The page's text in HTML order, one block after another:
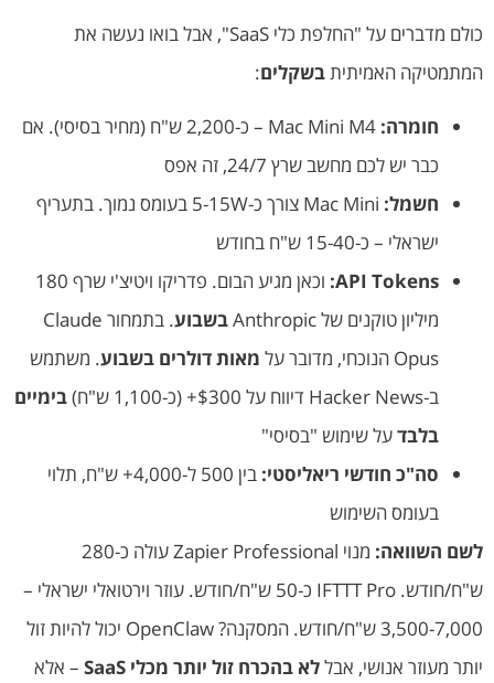
כולם מדברים על "החלפת כלי SaaS", אבל בואו נעשה את
המתמטיקה האמיתיתבשקלים:
חומרה:
Mac Mini M4 – כ-2,200 ש"ח (מחיר בסיסי). אם
כבר יש לכם מחשב שרץ 24/7, זה אפס
חשמל:
Mac Mini צורך כ-5-15W בעומס נמוך. בתעריף
ישראלי – כ-15-40 ש"ח בחודש
API Tokens:
וכאן מגיע הבום. פדריקו ויטיצ'י שרף 180
מיליון טוקנים של Anthropic
בשבוע
. בתמחור Claude
Opus הנוכחי, מדובר על
מאות דולרים בשבוע. משתמש
ב-Hacker News דיווח על $300+ (כ-1,100 ש"ח)
בימיים
בלבדעל שימוש "בסיסי"
סה"כ חודשי ריאליסטי:
בין 500 ל-4,000+ ש"ח, תלוי
בעומס השימוש
לשם השוואה:
מנוי Zapier Professional עולה כ-280
ש"ח/חודש. IFTTT Pro כ-50 ש"ח/חודש. עוזר וירטואלי ישראלי –
3,500-7,000 ש"ח/חודש. המסקנה? OpenClaw יכול להיות זול
יותר מעוזר אנושי, אבללא בהכרח זול יותר מכלי SaaS
– אלא